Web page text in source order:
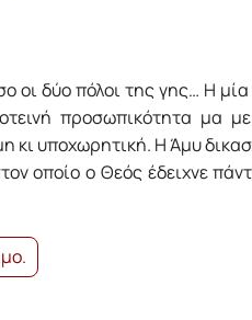
οι δύο πόλοι της γης… Η
προσωπικότητα μα με
κι υποχωρητική. Η Άμυ
οποίο ο Θεός έδειχνε